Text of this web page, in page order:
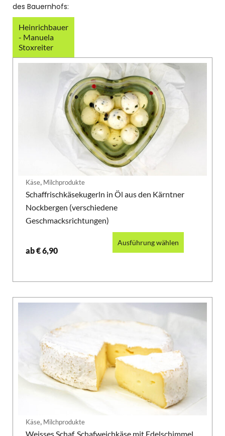
des Bauernhofs:
Heinrichbauer
- Manuela
Stoxreiter
Käse, Milchprodukte
Schaffrischkäsekugerln in Öl aus den Kärntner
Nockbergen (verschiedene
Geschmacksrichtungen)
ab€6,90
Ausführung wählen
Käse, Milchprodukte
Weisses Schaf, Schafweichkäse mit Edelschimmel,